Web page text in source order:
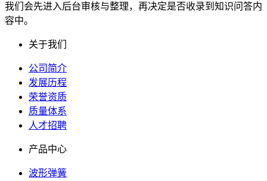
我们会先进入后台审核与整理，再决定是否收录到知识问答内
容中。
关于我们
公司简介
发展历程
荣誉资质
质量体系
人才招聘
产品中心
波形弹簧